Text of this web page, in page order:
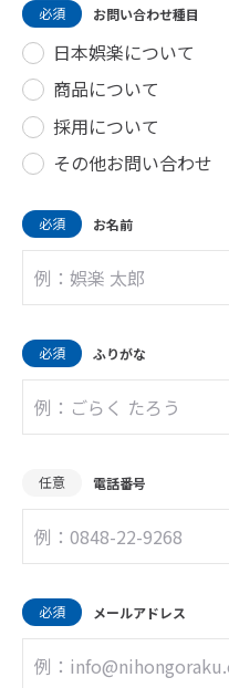
必須 お問い合わせ種目
日本娯楽について
商品について
採用について
その他お問い合わせ
必須 お名前
必須 ふりがな
任意 電話番号
必須 メールアドレス